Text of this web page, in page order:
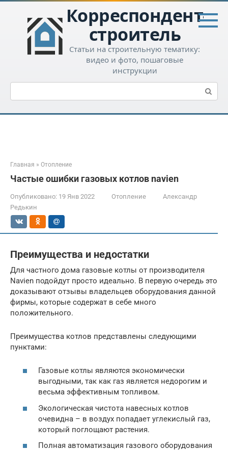
Перейти
контенту
Корреспондент-
строитель
Статьи на строительную тематику:
видео и фото, пошаговые
инструкции
Поиск:
Главная » Отопление
Частые ошибки газовых котлов navien
Опубликовано: 19 Янв 2022 Отопление
Александр
Редькин
Преимущества и недостатки
Для частного дома газовые котлы от производителя
Navien подойдут просто идеально. В первую очередь это
доказывают отзывы владельцев оборудования данной
фирмы, которые содержат в себе много
положительного.
Преимущества котлов представлены следующими
пунктами:
Газовые котлы являются экономически
выгодными, так как газ является недорогим и
весьма эффективным топливом.
Экологическая чистота навесных котлов
очевидна – в воздух попадает углекислый газ,
который поглощают растения.
Полная автоматизация газового оборудования